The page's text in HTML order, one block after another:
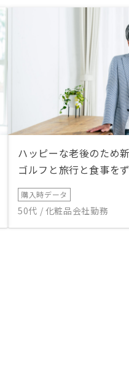
ハッピーな老後のため
ゴルフと旅行と食事を
購入時データ
50代 / 化粧品会社勤務